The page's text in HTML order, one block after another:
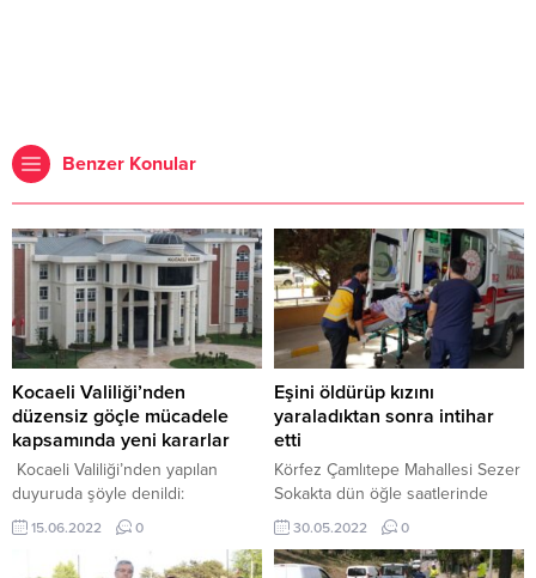
Benzer Konular
Kocaeli Valiliği’nden
düzensiz göçle mücadele
kapsamında yeni kararlar
Kocaeli Valiliği’nden yapılan
duyuruda şöyle denildi:
Valiliğimizce Düzensiz Göçle
Mücadele Kapsamında
Yayımlanan 2022/3 nolu Genel
15.06.2022 0
Eşini öldürüp kızını
yaraladıktan sonra intihar
etti
Körfez Çamlıtepe Mahallesi Sezer
Sokakta dün öğle saatlerinde
öfkeli koca dehşeti yaşandı.
İddialara göre eşi ile boşanma
aşamasında olduğu öğrenilen tır
30.05.2022 0